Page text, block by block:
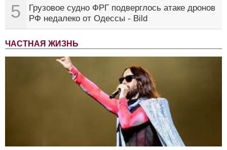
5
Грузовое судно ФРГ подверглось атаке дронов
РФ недалеко от Одессы - Bild
ЧАСТНАЯ ЖИЗНЬ